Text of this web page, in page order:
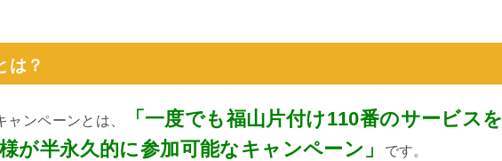
は？
ンペーンとは、
「一度でも福山片付け110番のサービスを
が半永久的に参加可能なキャンペーン」
です。